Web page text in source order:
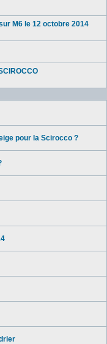
M6 le 12 octobre 2014
pour la Scirocco ?